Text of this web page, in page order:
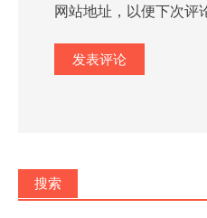
网站地址，以便下次评
搜索